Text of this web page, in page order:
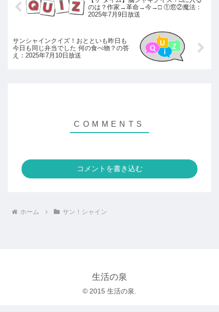
のは？作家→革命→今→□ ①窓②魔法：
2025年7月9日放送
サンシャインクイズ！おとといも昨日も
今日も同じ弁当でした 何の食べ物？の答
え：2025年7月10日放送
コメントを書き込む
ホーム サン！シャイン
生活の泉
© 2015 生活の泉.